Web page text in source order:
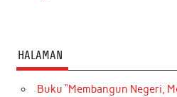
HALAMAN
Buku “Membangun Negeri,